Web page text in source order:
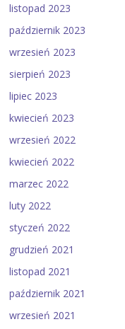
listopad 2023
październik 2023
wrzesień 2023
sierpień 2023
lipiec 2023
kwiecień 2023
wrzesień 2022
kwiecień 2022
marzec 2022
luty 2022
styczeń 2022
grudzień 2021
listopad 2021
październik 2021
wrzesień 2021